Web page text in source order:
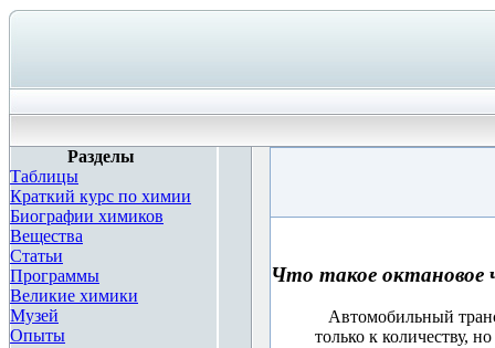
Разделы
Таблицы
Краткий курс по химии
Биографии химиков
Вещества
Статьи
Программы
Великие химики
Музей
Опыты
Что такое октановое
Автомобильный
только к количеству,